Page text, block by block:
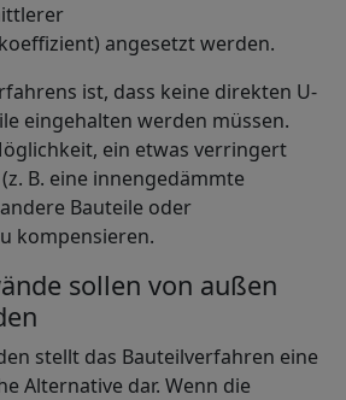
angesetzt werden.
ist, dass keine direkten U-
eingehalten werden müssen.
ein etwas verringert
B. eine innengedämmte
Bauteile oder
kompensieren.
sollen von außen
stellt das Bauteilverfahren eine
Alternative dar. Wenn die